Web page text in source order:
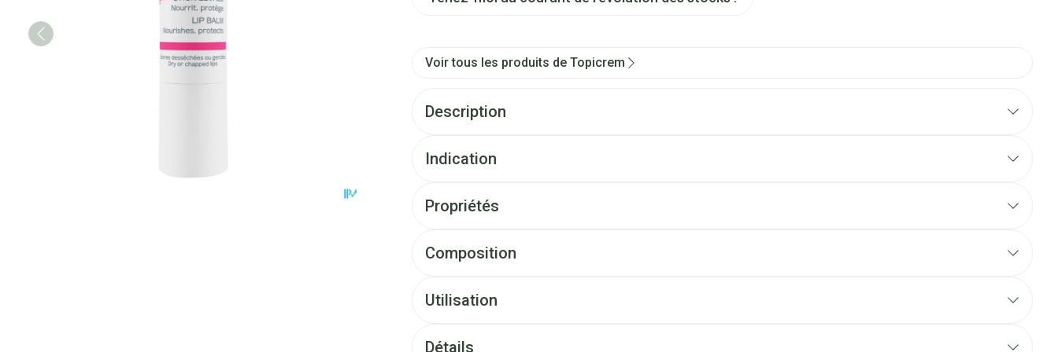
Voir tous les produits de Topicrem
Description
Indication
Propriétés
Composition
Utilisation
Détails